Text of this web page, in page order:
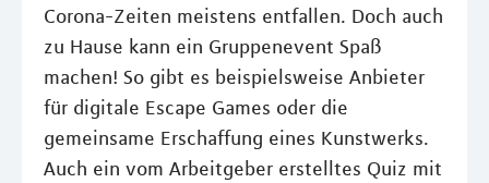
Corona-Zeiten meistens entfallen. Doch auch
zu Hause kann ein Gruppenevent Spaß
machen! So gibt es beispielsweise Anbieter
für digitale Escape Games oder die
gemeinsame Erschaffung eines Kunstwerks.
Auch ein vom Arbeitgeber erstelltes Quiz mit